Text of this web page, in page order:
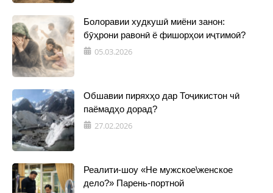
Болоравии худкушӣ миёни занон:
бӯҳрони равонӣ ё фишорҳои иҷтимоӣ?
05.03.2026
Обшавии пиряхҳо дар Тоҷикистон чӣ
паёмадҳо дорад?
27.02.2026
Реалити-шоу «Не мужское\женское
дело?» Парень-портной